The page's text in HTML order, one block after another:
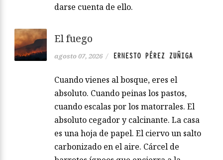
darse cuenta de ello.
El fuego
agosto 07, 2026 / ERNESTO PÉREZ ZUÑIGA
Cuando vienes al bosque, eres el
absoluto. Cuando peinas los pastos,
cuando escalas por los matorrales. El
absoluto cegador y calcinante. La casa
es una hoja de papel. El ciervo un salto
carbonizado en el aire. Cárcel de